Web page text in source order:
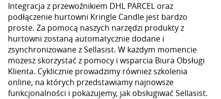
Integracja z przewoźnikiem DHL PARCEL oraz
podłączenie hurtowni Kringle Candle jest bardzo
proste. Za pomocą naszych narzędzi produkty z
hurtowni zostaną automatycznie dodane i
zsynchronizowane z Sellasist. W każdym momencie
możesz skorzystać z pomocy i wsparcia Biura Obsługi
Klienta. Cyklicznie prowadzimy również szkolenia
online, na których przedstawiamy najnowsze
funkcjonalności i pokazujemy, jak obsługiwać Sellasist.